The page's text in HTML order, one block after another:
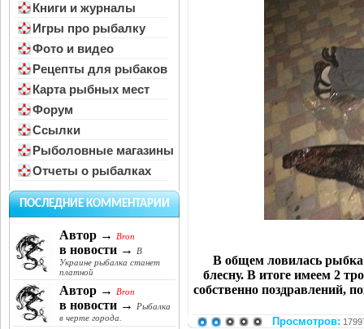
Книги и журналы
Игры про рыбалку
Фото и видео
Рецепты для рыбаков
Карта рыбных мест
Форум
Ссылки
Рыболовные магазины
Отчеты о рыбалках
ПОСЛЕДНИЕ КОММЕНТАРИИ
Автор → Bron
в новости →
В
Украине рыбалка станет
платной
Автор → Bron
в новости →
Рыбалка
в черте города.
В общем ловилась
блесну. В итоге имеем 2
собственно поздравлений,
Просмотров: